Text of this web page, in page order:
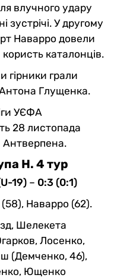
влучного удару
зустрічі. У другому
Наварро довели
каталонців.
гірники грали
Глущенка.
УЄФА
28 листопада
Антверпена.
Н. 4 тур
19) – 0:3 (0:1)
(58), Наварро (62).
Шелекета
Лосенко,
(Демченко, 46),
Ющенко